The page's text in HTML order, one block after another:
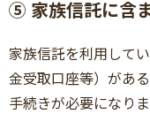
⑤ 家族信託に含
家族信託を利用して
金受取口座等）があ
手続きが必要になり